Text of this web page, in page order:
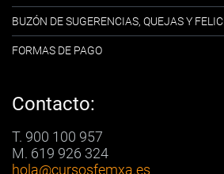
BUZÓN DE SUGERENCIAS, QUEJAS Y
FORMAS DE PAGO
Contacto:
T. 900 100 957
M. 619 926 324
hola@cursosfemxa.es